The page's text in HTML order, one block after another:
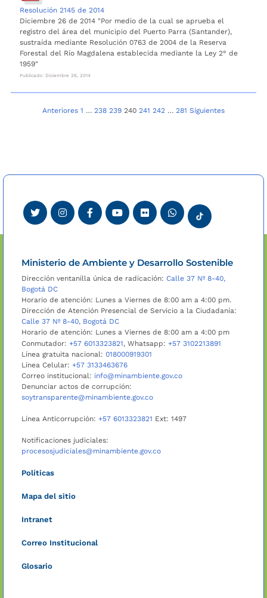
Resolución 2145 de 2014
Diciembre 26 de 2014 "Por medio de la cual se aprueba el
registro del área del municipio del Puerto Parra (Santander),
sustraída mediante Resolución 0763 de 2004 de la Reserva
Forestal del Río Magdalena establecida mediante la Ley 2° de
1959"
Publicado: Diciembre 26, 2014
Navegación
Anteriores 1 … 238 239 240 241 242 … 281 Siguientes
Ministerio de Ambiente y Desarrollo Sostenible
Dirección ventanilla única de radicación: Calle 37 Nº 8-40,
Bogotá DC
Horario de atención: Lunes a Viernes de 8:00 am a 4:00 pm.
Dirección de Atención Presencial de Servicio a la Ciudadanía:
Calle 37 Nº 8-40, Bogotá DC
Horario de atención: Lunes a Viernes de 8:00 am a 4:00 pm
Conmutador: +57 6013323821, Whatsapp: +57 3102213891
Línea gratuita nacional: 018000919301
Línea Celular: +57 3133463676
Correo institucional: info@minambiente.gov.co
Denunciar actos de corrupción:
soytransparente@minambiente.gov.co
Línea Anticorrupción: +57 6013323821 Ext: 1497
Notificaciones judiciales:
procesosjudiciales@minambiente.gov.co
Políticas
Mapa del sitio
Intranet
Correo Institucional
Glosario